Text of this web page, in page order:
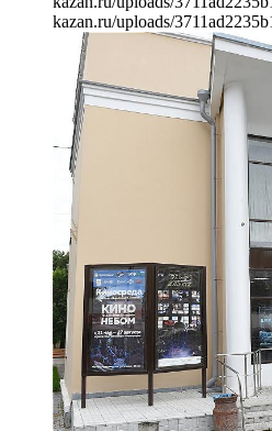
kazan.ru/uploads/